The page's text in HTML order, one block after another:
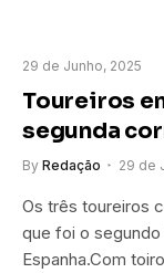
29 de Junho, 2025
Toureiros
segunda
By Redação 29 de
Os três toureiros
que foi o
Espanha.Com